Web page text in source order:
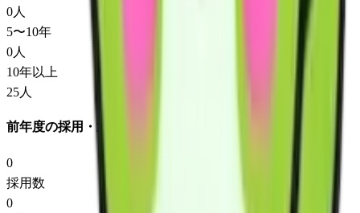
0人
5〜10年
0人
10年以上
25人
前年度の採用・退職
0
採用数
0